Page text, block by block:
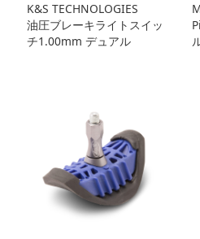
K&S TECHNOLOGIES
油圧ブレーキライトスイッ
チ1.00mm デュアル